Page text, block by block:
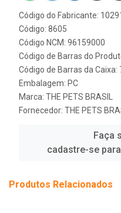
Código do Fabricante:
Código: 8605
Código NCM: 96159000
Código de Barras do
Código de Barras da
Embalagem: PC
Marca: THE PETS BRASIL
Fornecedor: THE PETS
Faça
cadastre-se
Produtos Relacionados